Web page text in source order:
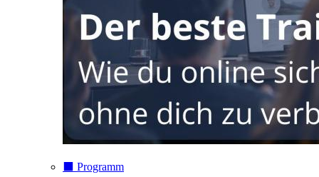
⬛️ Programm